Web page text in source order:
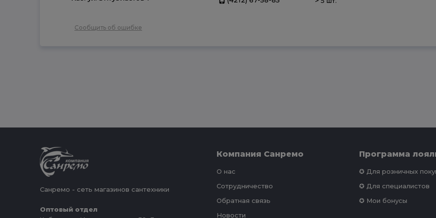
Сообщить об ошибке
Санремо - сеть магазинов сантехники
Оптовый отдел
Компания Санремо
О нас
Сотрудничество
Обратная связь
Новости
Программа
✪ Для розничных
✪ Для специалистов
✪ Мои бонусы